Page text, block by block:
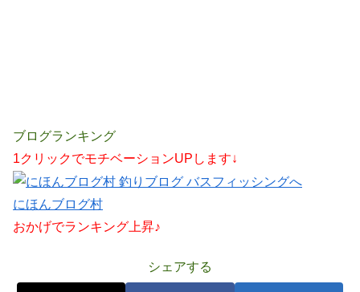
ブログランキング
1クリックでモチベーションUPします↓
にほんブログ村
おかげでランキング上昇♪
シェアする